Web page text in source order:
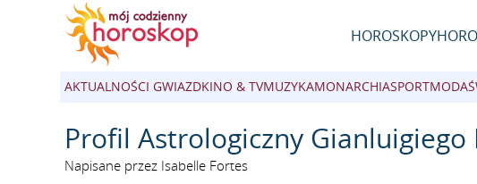
HOROSKOPY
AKTUALNOŚCI GWIAZDKINO & TVMUZYKAMONARCHIASPORTMODA
Profil Astrologiczny
Napisane przez Isabelle Fortes